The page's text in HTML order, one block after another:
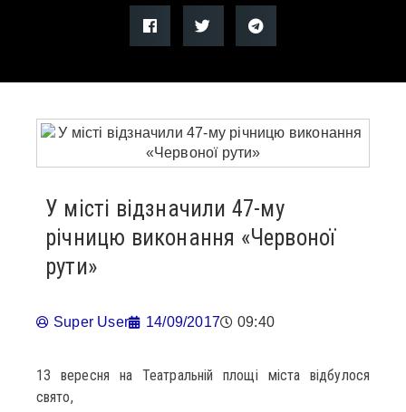
У місті відзначили 47-му
річницю виконання «Червоної
рути»
Super User 14/09/2017 09:40
13 вересня на Театральній площі міста відбулося
свято,